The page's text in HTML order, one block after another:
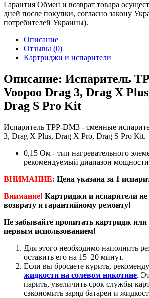
Гарантия Обмен и возврат товара
дней после покупки, согласно закону
потребителей Украины).
Описание
Отзывы (0)
Картриджи и испарители
Описание: Испаритель
Voopoo Drag 3, Drag X
Drag S Pro Kit
Испаритель TPP-DM3 - сменные
3, Drag X Plus, Drag X Pro, Drag S Pro Kit.
0,15 Ом - тип нагревательного
рекомендуемый диапазон
ВНИМАНИЕ: Цена указана за 1
Внимание! Картриджи и испарители не
возврату и гарантийному ремонту!
Не забывайте пропитать картридж или
первым использованием!
Для этого необходимо наполнить
оставить его на 15–20 минут.
Если вы бросаете курить,
жидкости на солевом никотине.
парить, увеличить срок службы
сэкономить заряд батареи и